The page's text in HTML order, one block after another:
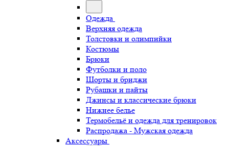
Одежда
Верхняя одежда
Толстовки и олимпийки
Костюмы
Брюки
Футболки и поло
Шорты и бриджи
Рубашки и пайты
Джинсы и классические брюки
Нижнее белье
Термобельё и одежда для тренировок
Распродажа - Мужская одежда
Аксессуары